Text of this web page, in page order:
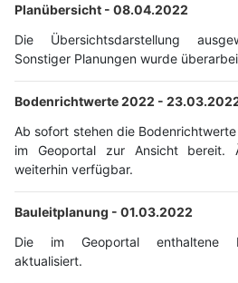
Planübersicht - 08.04.2022
Die Übersichtsdarstellung
Sonstiger Planungen wurde
Bodenrichtwerte 2022 -
Ab sofort stehen die
im Geoportal zur Ansicht bereit.
weiterhin verfügbar.
Bauleitplanung - 01.03.2022
Die im Geoportal enthaltene
aktualisiert.